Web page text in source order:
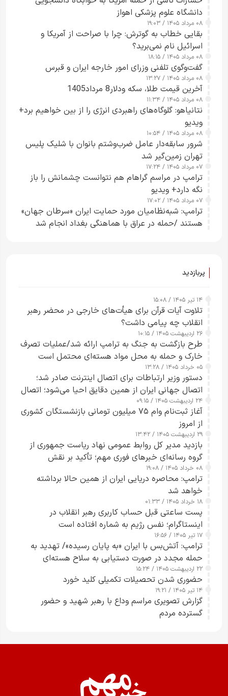
دانشگاه علوم پزشکی اهواز
۰۸ مرداد ۱۴۰۵ / ۱۹:۰۳
بقایی خطاب به گوترش: چرا با صراحت از آمریکا و
اسرائیل نام نمی‌برید؟
۰۸ مرداد ۱۴۰۵ / ۱۸:۱۵
گفت‌وگوی تلفنی وزرای امور خارجه ایران و قبرس
۰۸ مرداد ۱۴۰۵ / ۱۳:۲۷
آخرین قیمت طلا، سکه ودلار8 مرداد1405
۰۸ مرداد ۱۴۰۵ / ۱۱:۳۴
نتانیاهو: گلوگاه‌های راهبردی انرژی را از بین خواهیم برد+
ویدیو
۰۸ مرداد ۱۴۰۵ / ۱۰:۵۴
شرور سابقه‌دار عامل ضرب‌وشتم بانوان با شلیک پلیس
تهران زمین‌گیر شد
۰۷ مرداد ۱۴۰۵ / ۱۷:۲۴
ترامپ در مراسم گراهام هم نتوانست چشمانش را باز
نگه دارد+ ویدیو
۰۷ مرداد ۱۴۰۵ / ۱۷:۰۲
ترامپ: شبه‌نظامیان مورد حمایت ایران «سرطان جهان»
هستند /حمله در عراق با هماهنگی بغداد انجام شد
پربازدید
۱۴ تیر ۱۴۰۵ / ۱۵:۰۸
تلاوت آیات قرآن برای هیأت‌های خارجی در محضر رهبر
انقلاب چه پیامی داشت؟
۲۶ اردیبهشت ۱۴۰۵ / ۱۰:۱۵
طرح‌ بازگشت به جنگ به ترامپ ارائه شد/عملیات تصرف
خارک و حمله به محل مواد هسته‌ای محتمل است
۰۵ خرداد ۱۴۰۵ / ۱۳:۲۸
دستور وزیر ارتباطات برای اتصال اینترنت صادر شد؛
اتصال جهانی ایران از همین دقایق احیا می‌شود؛ اتصال
کامل مردم تا ۲۴ ساعت آینده
۲۴ اردیبهشت ۱۴۰۵ / ۰۹:۱۵
آغاز ثبت‌نام وام ۷۵ میلیون تومانی بازنشستگان کشوری
از امروز
۲۹ اردیبهشت ۱۴۰۵ / ۱۳:۴۲
بازدید مدیر کل روابط عمومی نهاد ریاست جمهوری از
گروه رسانه‌ای خبرهای فوری مهم؛ تأکید بر نقش
رسانه‌های هوشمند و مسئول در ارتقای آگاهی عمومی
۰۸ خرداد ۱۴۰۵ / ۱۹:۰۸
ترامپ: محاصره دریایی ایران از همین حالا برداشته
خواهد شد
۱۸ خرداد ۱۴۰۵ / ۰۱:۳۳
پست ساعتی قبل حساب کاربری رهبر انقلاب در
اینستاگرام؛ نفس رژیم به شماره افتاده است​
۱۷ تیر ۱۴۰۵ / ۱۶:۵۶
ترامپ: آتش‌بس با ایران «به پایان رسیده»/ تهدید به
حمله مجدد در صورت دستیابی به سلاح هسته‌ای
۲۲ اردیبهشت ۱۴۰۵ / ۱۵:۲۴
حضوری شدن تحصیلات تکمیلی کلید خورد
۱۴ تیر ۱۴۰۵ / ۱۹:۲۱
گزارش تصویری مراسم وداع با رهبر شهید و حضور
گسترده مردم